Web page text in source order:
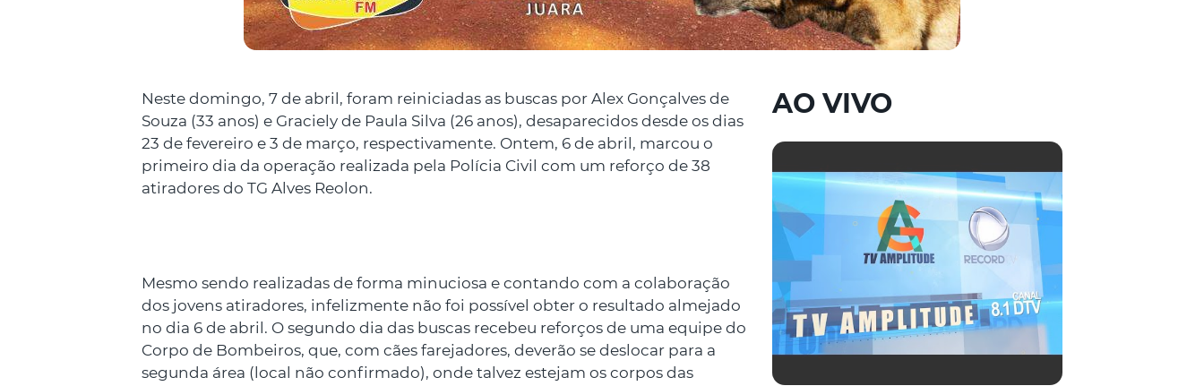
Neste domingo, 7 de abril, foram reiniciadas as buscas por Alex Gonçalves de
Souza (33 anos) e Graciely de Paula Silva (26 anos), desaparecidos desde os dias
23 de fevereiro e 3 de março, respectivamente. Ontem, 6 de abril, marcou o
primeiro dia da operação realizada pela Polícia Civil com um reforço de 38
atiradores do TG Alves Reolon.
Mesmo sendo realizadas de forma minuciosa e contando com a colaboração
dos jovens atiradores, infelizmente não foi possível obter o resultado almejado
no dia 6 de abril. O segundo dia das buscas recebeu reforços de uma equipe do
Corpo de Bombeiros, que, com cães farejadores, deverão se deslocar para a
segunda área (local não confirmado), onde talvez estejam os corpos das
AO VIVO